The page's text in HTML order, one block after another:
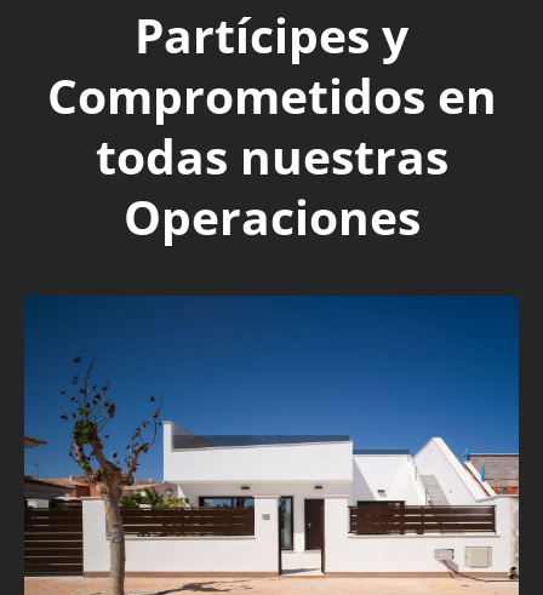
Partícipes y
Comprometidos en
todas nuestras
Operaciones